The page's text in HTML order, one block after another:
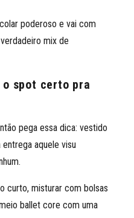
poderoso e vai com
mix de
spot certo pra
pega essa dica: vestido
aquele visu
curto, misturar com bolsas
ballet core com uma